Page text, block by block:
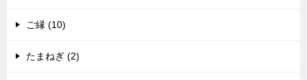
ご縁 (10)
たまねぎ (2)